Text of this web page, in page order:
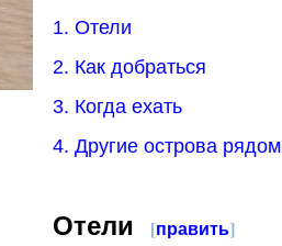
1. Отели
2. Как добраться
3. Когда ехать
4. Другие острова рядом
Отели [править]